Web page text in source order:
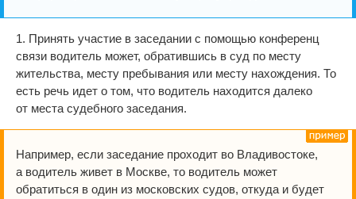
1. Принять участие в заседании с помощью конференц
связи водитель может, обратившись в суд по месту
жительства, месту пребывания или месту нахождения. То
есть речь идет о том, что водитель находится далеко
от места судебного заседания.
Например, если заседание проходит во Владивостоке,
а водитель живет в Москве, то водитель может
обратиться в один из московских судов, откуда и будет